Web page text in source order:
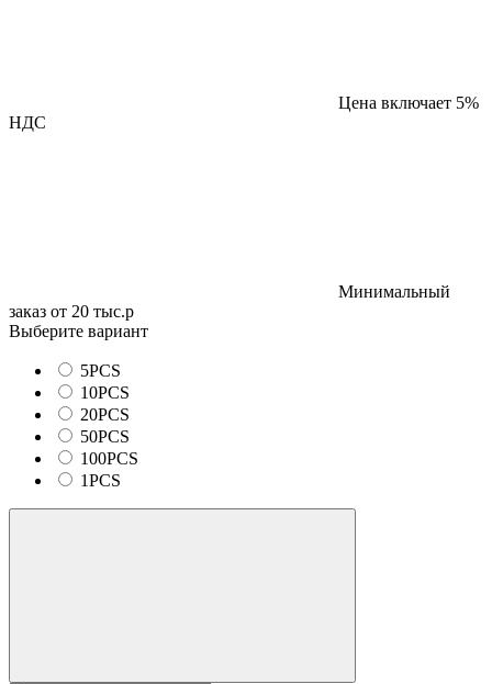
Цена включает 5%
НДС
Минимальный
заказ от 20 тыс.р
Выберите вариант
5PCS
10PCS
20PCS
50PCS
100PCS
1PCS